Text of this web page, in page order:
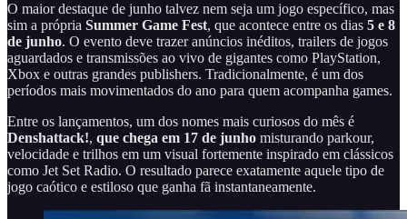
O maior destaque de junho talvez nem seja um jogo específico, mas
sim a própria Summer Game Fest, que acontece entre os dias 5 e 8
de junho. O evento deve trazer anúncios inéditos, trailers de jogos
aguardados e transmissões ao vivo de gigantes como PlayStation,
Xbox e outras grandes publishers. Tradicionalmente, é um dos
períodos mais movimentados do ano para quem acompanha games.
Entre os lançamentos, um dos nomes mais curiosos do mês é
Denshattack!, que chega em 17 de junho misturando parkour,
velocidade e trilhos em um visual fortemente inspirado em clássicos
como Jet Set Radio. O resultado parece exatamente aquele tipo de
jogo caótico e estiloso que ganha fã instantaneamente.